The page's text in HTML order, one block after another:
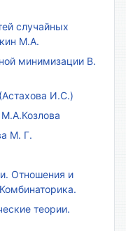
случайных
М.А.
минимизации В.
И.С.)
М. Г.
Отношения и
теории.